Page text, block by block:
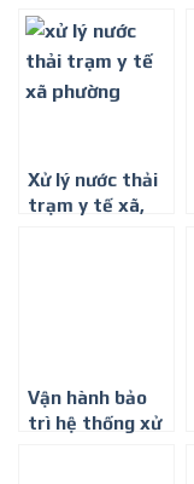
hộ gia đình –
0917 347 578
Xử lý nước thải
trạm y tế xã,
Vận hành bảo
trì hệ thống xử